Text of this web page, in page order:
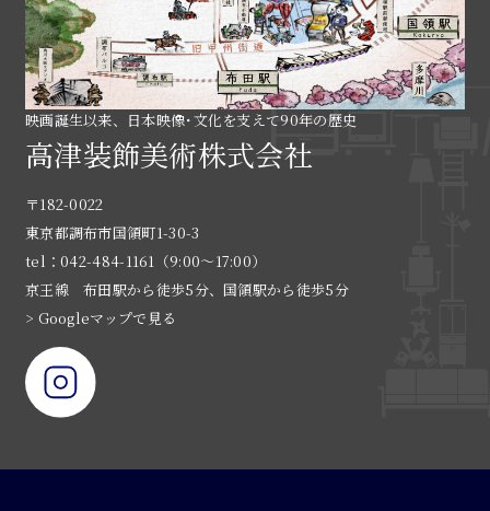
映画誕生以来、日本映像･文化を支えて90年の歴史
高津装飾美術株式会社
〒182-0022
東京都調布市国領町1-30-3
tel：042-484-1161（9:00〜17:00）
京王線 布田駅から徒歩5分、国領駅から徒歩5分
> Googleマップで見る